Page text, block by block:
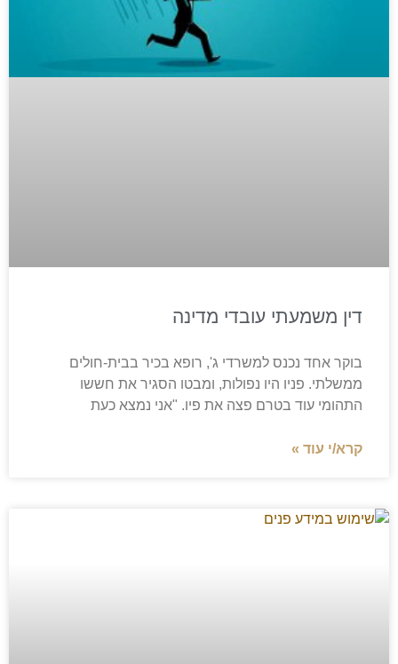
דין משמעתי עובדי מדינה
בוקר אחד נכנס למשרדי ג', רופא בכיר בבית-חולים
ממשלתי. פניו היו נפולות, ומבטו הסגיר את חששו
התהומי עוד בטרם פצה את פיו. "אני נמצא כעת
קרא/י עוד »